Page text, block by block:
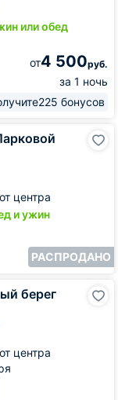
или обед
от4 500руб.
за 1 ночь
225 бонусов
центра
и ужин
РАСПРОДАНО
берег
центра